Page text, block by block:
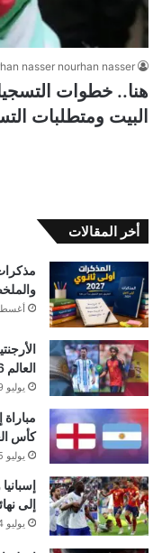
nasser nourhan nasser
هنا.. خطوات
البيت ومتطلبات
أخر المقالات
أغسطس 2,
العالم 2026
يوليو 19, 2026
كأس
يوليو 15, 2026
إلى
يوليو 14, 2026